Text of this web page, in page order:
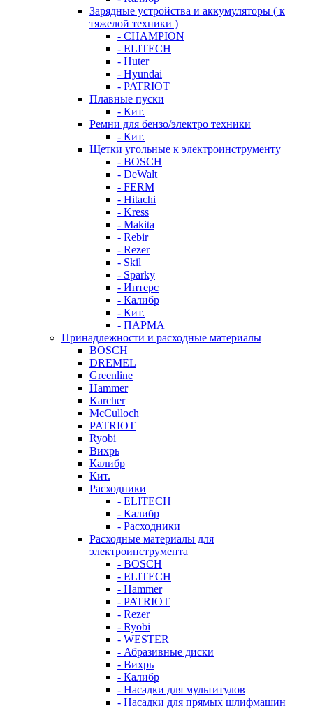
Зарядные устройства и аккумуляторы ( к
тяжелой техники )
- CHAMPION
- ELITECH
- Huter
- Hyundai
- PATRIOT
Плавные пуски
- Кит.
Ремни для бензо/электро техники
- Кит.
Щетки угольные к электроинструменту
- BOSCH
- DeWalt
- FERM
- Hitachi
- Kress
- Makita
- Rebir
- Rezer
- Skil
- Sparky
- Интерс
- Калибр
- Кит.
- ПАРМА
Принадлежности и расходные материалы
BOSCH
DREMEL
Greenline
Hammer
Karcher
McCulloch
PATRIOT
Ryobi
Вихрь
Калибр
Кит.
Расходники
- ELITECH
- Калибр
- Расходники
Расходные материалы для
электроинструмента
- BOSCH
- ELITECH
- Hammer
- PATRIOT
- Rezer
- Ryobi
- WESTER
- Абразивные диски
- Вихрь
- Калибр
- Насадки для мультитулов
- Насадки для прямых шлифмашин